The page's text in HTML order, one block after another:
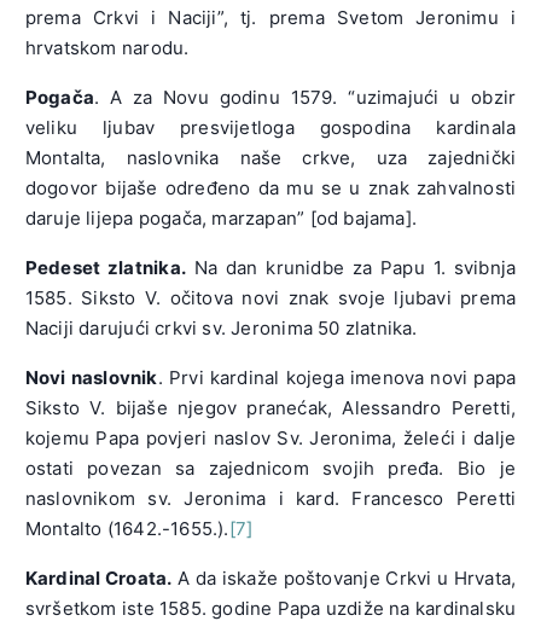
prema Crkvi i Naciji”, tj. prema Svetom Jeronimu i
hrvatskom narodu.
Pogača. A za Novu godinu 1579. “uzimajući u obzir
veliku ljubav presvijetloga gospodina kardinala
Montalta, naslovnika naše crkve, uza zajednički
dogovor bijaše određeno da mu se u znak zahvalnosti
daruje lijepa pogača, marzapan” [od bajama].
Pedeset zlatnika.Na dan krunidbe za Papu 1. svibnja
1585. Siksto V. očitova novi znak svoje ljubavi prema
Naciji darujući crkvi sv. Jeronima 50 zlatnika.
Novi naslovnik. Prvi kardinal kojega imenova novi papa
Siksto V. bijaše njegov pranećak, Alessandro Peretti,
kojemu Papa povjeri naslov Sv. Jeronima, želeći i dalje
ostati povezan sa zajednicom svojih pređa. Bio je
naslovnikom sv. Jeronima i kard. Francesco Peretti
Montalto (1642.-1655.).[7]
Kardinal Croata. A da iskaže poštovanje Crkvi u Hrvata,
svršetkom iste 1585. godine Papa uzdiže na kardinalsku